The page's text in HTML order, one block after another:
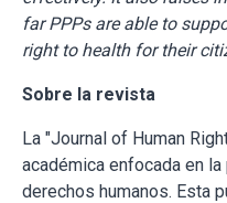
far PPPs are able to
right to health for their
Sobre la revista
La "Journal of Human
académica enfocada en
derechos humanos. Esta